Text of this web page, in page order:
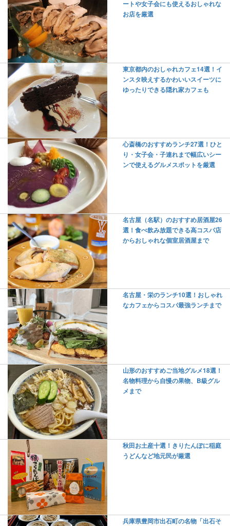
ートや女子会にも使えるおしゃれな
お店を厳選
東京都内のおしゃれカフェ14選！イ
ンスタ映えするかわいいスイーツに
ゆったりできる隠れ家カフェも
心斎橋のおすすめランチ27選！ひと
り・女子会・子連れまで幅広いシー
ンで使えるグルメスポットを厳選
名古屋（名駅）のおすすめ居酒屋26
選！食べ飲み放題できる高コスパ店
からおしゃれな個室居酒屋まで
名古屋・栄のランチ10選！おしゃれ
なカフェからコスパ最強ランチまで
山形のおすすめご当地グルメ18選！
名物料理から自慢の果物、B級グル
メまで
秋田お土産十選！きりたんぽに稲庭
うどんなど地元民が厳選
兵庫県豊岡市出石町の名物「出石そ